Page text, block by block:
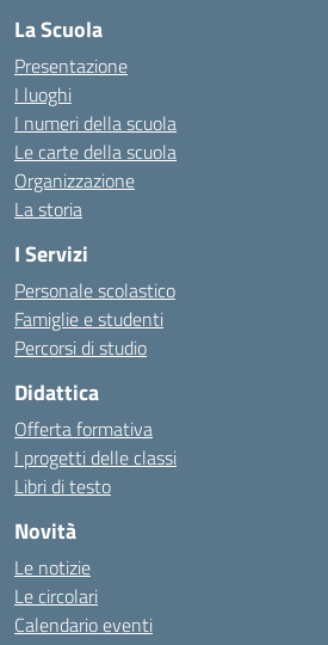
La Scuola
Presentazione
I luoghi
I numeri della scuola
Le carte della scuola
Organizzazione
La storia
I Servizi
Personale scolastico
Famiglie e studenti
Percorsi di studio
Didattica
Offerta formativa
I progetti delle classi
Libri di testo
Novità
Le notizie
Le circolari
Calendario eventi